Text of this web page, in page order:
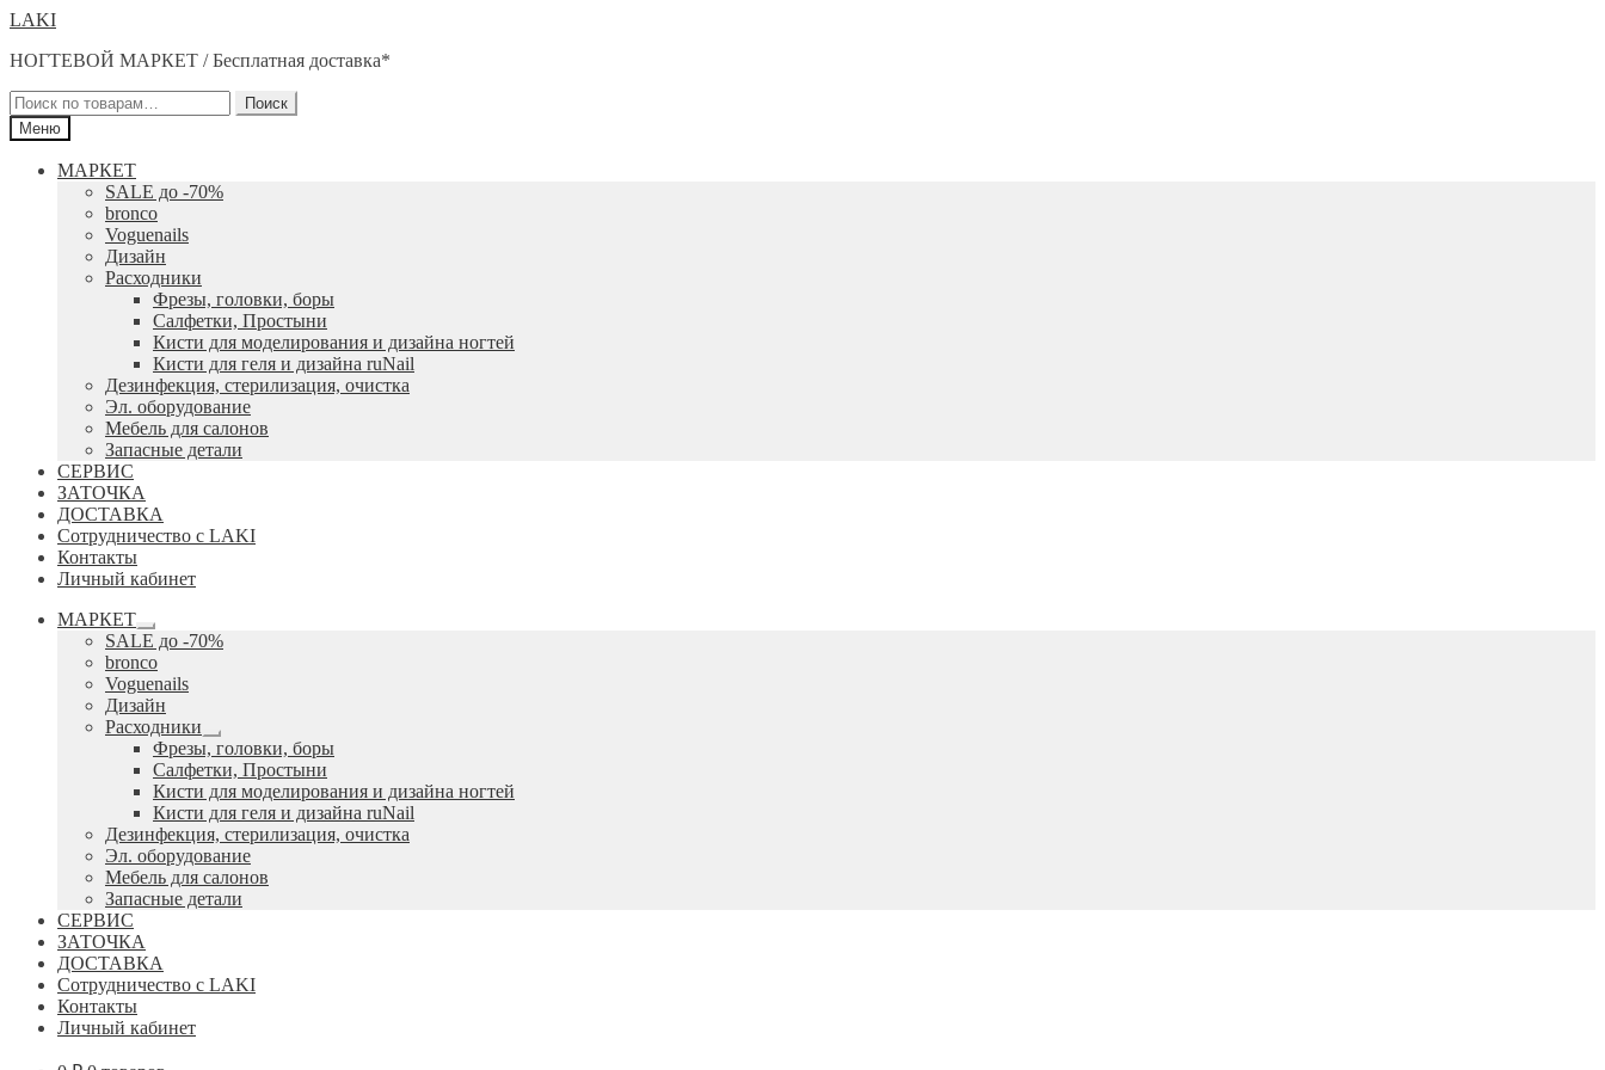
Перейти
навигации
Перейти
содержимому
LAKI
НОГТЕВОЙ МАРКЕТ / Бесплатная доставка*
Искать:
Поиск
Меню
МАРКЕТ
SALE до -70%
bronco
Voguenails
Дизайн
Расходники
Фрезы, головки, боры
Салфетки, Простыни
Кисти для моделирования и дизайна ногтей
Кисти для геля и дизайна ruNail
Дезинфекция, стерилизация, очистка
Эл. оборудование
Мебель для салонов
Запасные детали
СЕРВИС
ЗАТОЧКА
ДОСТАВКА
Сотрудничество с LAKI
Контакты
Личный кабинет
МАРКЕТ
Развернутое
вложенное
меню
SALE до -70%
bronco
Voguenails
Дизайн
Расходники
Развернутое
вложенное
меню
Фрезы, головки, боры
Салфетки, Простыни
Кисти для моделирования и дизайна ногтей
Кисти для геля и дизайна ruNail
Дезинфекция, стерилизация, очистка
Эл. оборудование
Мебель для салонов
Запасные детали
СЕРВИС
ЗАТОЧКА
ДОСТАВКА
Сотрудничество с LAKI
Контакты
Личный кабинет